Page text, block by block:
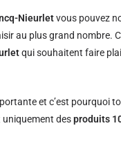
Nieurletvous pouvez
au plus grand nombre.
qui souhaitent faire
et c’est pourquoi
uniquement desproduits